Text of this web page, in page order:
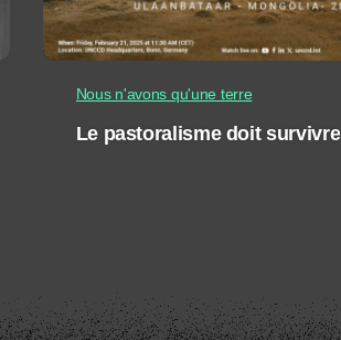
Nous n'avons qu'une terre
Le pastoralisme doit survivre